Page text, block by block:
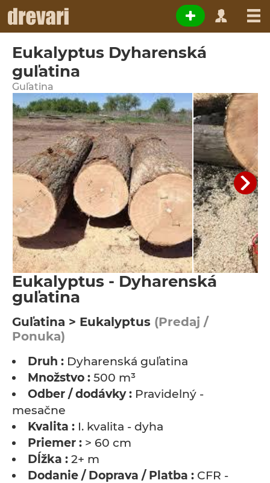
Eukalyptus Dyharenská
guľatina
Guľatina
Eukalyptus - Dyharenská
guľatina
Guľatina > Eukalyptus (Predaj /
Ponuka)
Druh : Dyharenská guľatina
Množstvo : 500 m³
Odber / dodávky : Pravidelný -
mesačne
Kvalita : I. kvalita - dyha
Priemer : > 60 cm
Dĺžka : 2+ m
Dodanie / Doprava / Platba : CFR -